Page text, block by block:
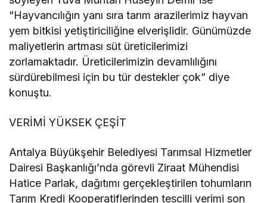
“Hayvancılığın yanı sıra tarım arazilerimiz hayvan
yem bitkisi yetiştiriciliğine elverişlidir. Günümüzde
maliyetlerin artması süt üreticilerimizi
zorlamaktadır. Üreticilerimizin devamlılığını
sürdürebilmesi için bu tür destekler çok” diye
konuştu.
VERİMİ YÜKSEK ÇEŞİT
Antalya Büyükşehir Belediyesi Tarımsal Hizmetler
Dairesi Başkanlığı’nda görevli Ziraat Mühendisi
Hatice Parlak, dağıtımı gerçekleştirilen tohumların
Tarım Kredi Kooperatiflerinden tescilli verimi son